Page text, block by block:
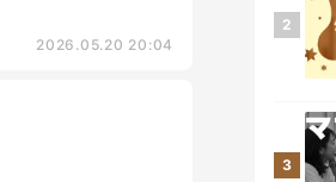
2026.05.20 20:04
2
3